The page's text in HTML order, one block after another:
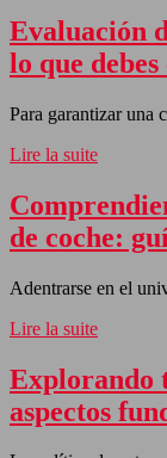
Evaluación
lo que
Para garantizar una
Lire la suite
de coche:
Adentrarse en el
Lire la suite
Explorando
aspectos